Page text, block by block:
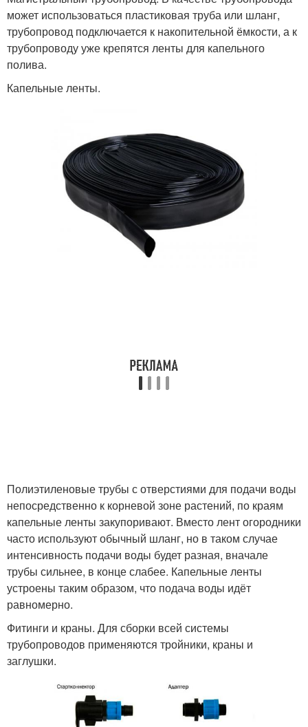
может использоваться пластиковая труба или шланг,
трубопровод подключается к накопительной ёмкости, а к
трубопроводу уже крепятся ленты для капельного
полива.
Капельные ленты.
Полиэтиленовые трубы с отверстиями для подачи воды
непосредственно к корневой зоне растений, по краям
капельные ленты закупоривают. Вместо лент огородники
часто используют обычный шланг, но в таком случае
интенсивность подачи воды будет разная, вначале
трубы сильнее, в конце слабее. Капельные ленты
устроены таким образом, что подача воды идёт
равномерно.
Фитинги и краны. Для сборки всей системы
трубопроводов применяются тройники, краны и
заглушки.